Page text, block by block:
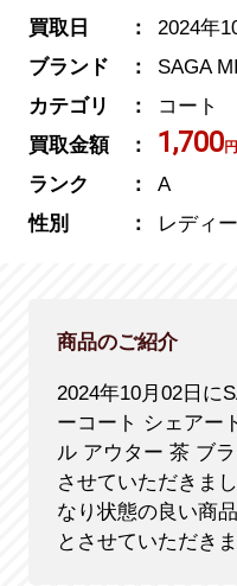
買取日
2024年
ブランド
SAGA
カテゴリ
コート
買取金額
1,700
ランク
A
性別
レディ
商品のご紹介
2024年10月02日に
ーコート シェアー
ル アウター 茶 ブ
させていただきま
なり状態の良い商
とさせていただきま